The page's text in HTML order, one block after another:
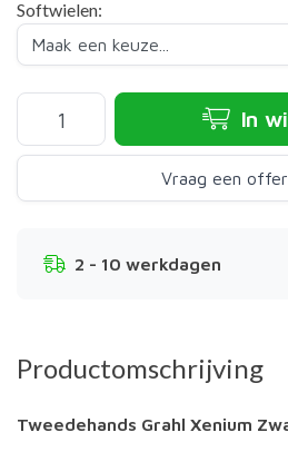
Softwielen:
In
Vraag een
2 - 10 werkdagen
Productomschrijving
Tweedehands Grahl Xenium